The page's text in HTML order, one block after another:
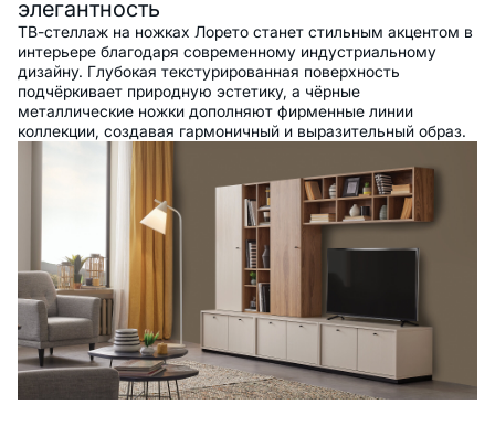
элегантность
ТВ-стеллаж на ножках Лорето станет стильным акцентом в
интерьере благодаря современному индустриальному
дизайну. Глубокая текстурированная поверхность
подчёркивает природную эстетику, а чёрные
металлические ножки дополняют фирменные линии
коллекции, создавая гармоничный и выразительный образ.